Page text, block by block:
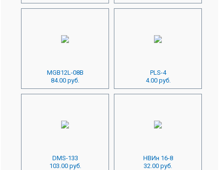
MGB12L-08B
84.00 руб.
PLS-4
4.00 руб.
DMS-133
103.00 руб.
НВИн 16-8
32.00 руб.